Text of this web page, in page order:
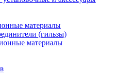
материалы
(гильзы)
материалы